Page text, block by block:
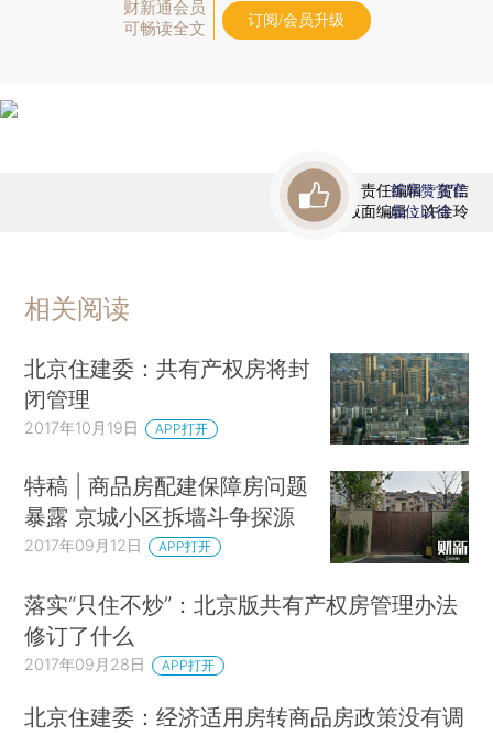
财新通会员
可畅读全文
订阅/会员升级
责任编辑：贺信
版面编辑：许金玲
首席赞赏官
虚位以待
相关阅读
北京住建委：共有产权房将封
闭管理
2017年10月19日 APP打开
特稿 | 商品房配建保障房问题
暴露 京城小区拆墙斗争探源
2017年09月12日 APP打开
落实“只住不炒”：北京版共有产权房管理办法
修订了什么
2017年09月28日 APP打开
北京住建委：经济适用房转商品房政策没有调